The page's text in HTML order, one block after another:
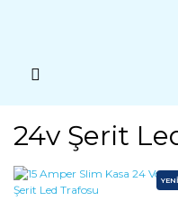
24v Şerit
YENİ